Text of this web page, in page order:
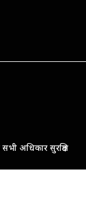
अधिकार सुरक्षित